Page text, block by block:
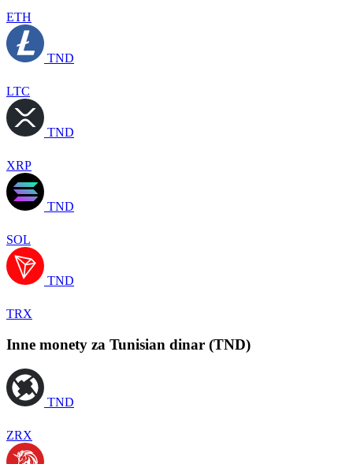
ETH
TND
LTC
TND
XRP
TND
SOL
TND
TRX
Inne monety za Tunisian dinar (TND)
TND
ZRX